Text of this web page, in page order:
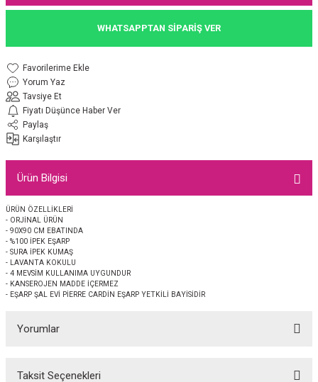
İPEK EŞARP
EŞARP 2025-2026 SONBAHAR KIŞ
EŞARP
ŞAL
JAKAR ŞAL
İpek Koton Şal
WHATSAPPTAN SİPARİŞ VER
Yorum Yaz
Tavsiye Et
Fiyatı Düşünce Haber Ver
Paylaş
Karşılaştır
Ürün Bilgisi
ÜRÜN ÖZELLİKLERİ
- ORJİNAL ÜRÜN
- 90X90 CM EBATINDA
- %100 İPEK EŞARP
- SURA İPEK KUMAŞ
- LAVANTA KOKULU
- 4 MEVSİM KULLANIMA UYGUNDUR
- KANSEROJEN MADDE İÇERMEZ
- EŞARP ŞAL EVİ PİERRE CARDİN EŞARP YETKİLİ BAYİSİDİR
Yorumlar
Taksit Seçenekleri